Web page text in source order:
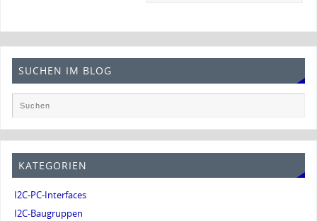
SUCHEN IM BLOG
KATEGORIEN
I2C-PC-Interfaces
I2C-Baugruppen